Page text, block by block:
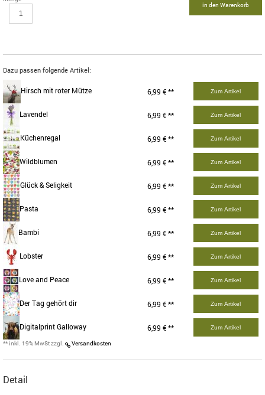
in den Warenkorb
Dazu passen folgende Artikel:
Hirsch mit roter Mütze 6,99 € ** Zum Artikel
Lavendel 6,99 € ** Zum Artikel
Küchenregal 6,99 € ** Zum Artikel
Wildblumen 6,99 € ** Zum Artikel
Glück & Seligkeit 6,99 € ** Zum Artikel
Pasta 6,99 € ** Zum Artikel
Bambi 6,99 € ** Zum Artikel
Lobster 6,99 € ** Zum Artikel
Love and Peace 6,99 € ** Zum Artikel
Der Tag gehört dir 6,99 € ** Zum Artikel
Digitalprint Galloway 6,99 € ** Zum Artikel
** inkl. 19% MwSt zzgl. Versandkosten
Detail